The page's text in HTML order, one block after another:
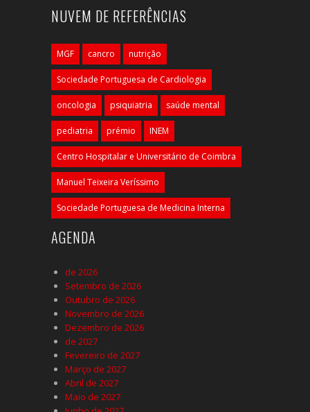
NUVEM DE REFERÊNCIAS
MGF cancro nutrição
Sociedade Portuguesa de Cardiologia
oncologia psiquiatria saúde mental
pediatria prémio INEM
Centro Hospitalar e Universitário de Coimbra
Manuel Teixeira Veríssimo
Sociedade Portuguesa de Medicina Interna
AGENDA
de 2026
Setembro de 2026
Outubro de 2026
Novembro de 2026
Dezembro de 2026
de 2027
Fevereiro de 2027
Março de 2027
Abril de 2027
Maio de 2027